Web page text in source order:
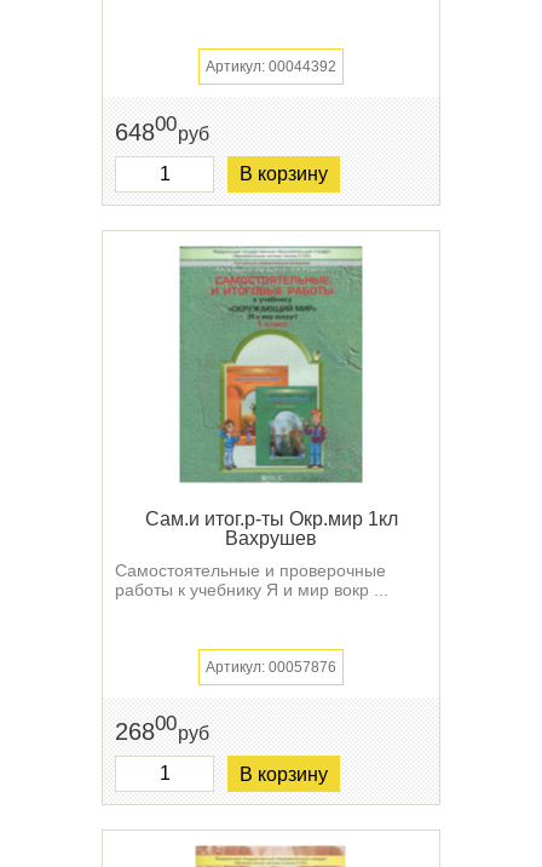
Артикул: 00044392
64800руб
В корзину
Сам.и итог.р-ты Окр.мир 1кл
Вахрушев
Самостоятельные и проверочные
работы к учебнику Я и мир вокр ...
Артикул: 00057876
26800руб
В корзину